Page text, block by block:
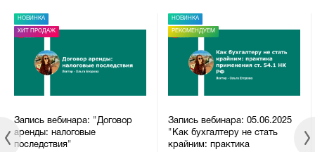
НОВИНКА
ХИТ ПРОДАЖ
Запись вебинара: "Договор
аренды: налоговые
последствия"
НОВИНКА
РЕКОМЕНДУЕМ
Запись вебинара: 05.06.2025
"Как бухгалтеру не стать
крайним: практика